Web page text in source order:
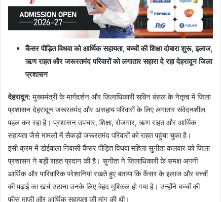
कैंसर पीड़ित विधवा को आर्थिक सहायता,बच्चों की शिक्षा दोबारा शुरू,इलाज,
ऋण राहत और जरूरतमंद परिवारों को लगातार सहारा दे रहा देहरादून जिला
प्रशासन
देहरादून:मुख्यमंत्री के मार्गदर्शन और जिलाधिकारी सविन बंसल के नेतृत्व में जिला
प्रशासन देहरादून जरूरतमंद और असहाय परिवारों के लिए लगातार संवेदनशील
पहल कर रहा है। प्रशासन उपचार, शिक्षा, रोजगार, ऋण राहत और आर्थिक
सहायता जैसे मामलों में सैकड़ों जरूरतमंद परिवारों को राहत पहुंचा चुका है।
इसी क्रम में डोईवाला निवासी कैंसर पीड़ित विधवा महिला सुनीता कलवार को जिला
प्रशासन ने बड़ी राहत प्रदान की है। सुनीता ने जिलाधिकारी के समक्ष अपनी
आर्थिक और पारिवारिक परेशानियां रखते हुए बताया कि कैंसर के इलाज और बच्चों
की पढ़ाई का खर्च उठाना उनके लिए बेहद मुश्किल हो गया है। उन्होंने बच्चों की
फीस माफी और आर्थिक सहायता की मांग की थी।